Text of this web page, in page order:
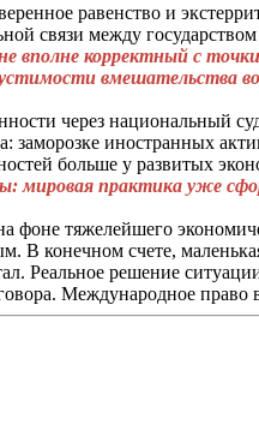
равенство и
связи между
корректный с точки
вмешательства во
через национальный
заморозке иностранных
больше у развитых
мировая практика уже
фоне тяжелейшего
конечном счете,
Реальное решение
Международное право